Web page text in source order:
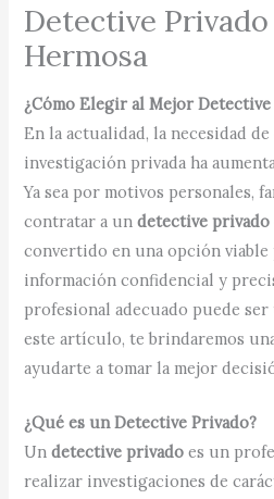
Detective
Hermosa
¿Cómo Elegir al Mejor Detective
En la actualidad, la necesidad
investigación privada ha
Ya sea por motivos personales,
contratar a undetective privado
convertido en una opción viable
información confidencial y
profesional adecuado puede ser
este artículo, te brindaremos
ayudarte a tomar la mejor
¿Qué es un Detective Privado?
Undetective privado es un
realizar investigaciones de